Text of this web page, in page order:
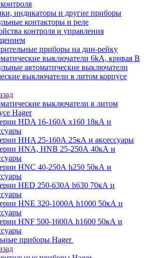
индикаторы и другие приборы
контакторы и реле
контроля и управления
приборы на дин-рейку
выключатели 6kA, кривая В
автоматические выключатели
выключатели в литом корпусе
выключатели в литом
Hager
HDA 16-160А x160 18кА и
HHA 25-160А 25кА и аксессуары
HNA, HNB 25-250А 40кА и
HNC 40-250А h250 50кА и
HED 250-630А h630 70кА и
HNE 320-1000А h1000 50кА и
HNF 500-1600А h1600 50кА и
приборы Hager